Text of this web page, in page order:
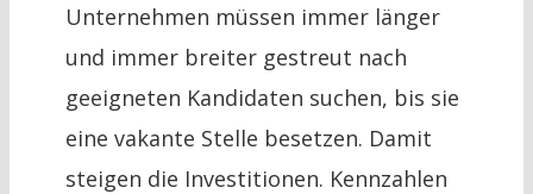
Unternehmen müssen immer länger
und immer breiter gestreut nach
geeigneten Kandidaten suchen, bis sie
eine vakante Stelle besetzen. Damit
steigen die Investitionen. Kennzahlen